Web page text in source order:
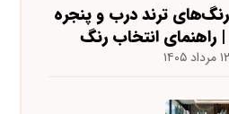
ترند درب و پنجره
۱۲ مرداد ۱۴۰۵